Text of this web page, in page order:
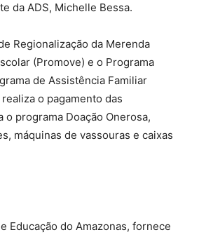
da ADS, Michelle Bessa.
Regionalização da Merenda
(Promove) e o Programa
de Assistência Familiar
o pagamento das
programa Doação Onerosa,
máquinas de vassouras e caixas
Educação do Amazonas, fornece